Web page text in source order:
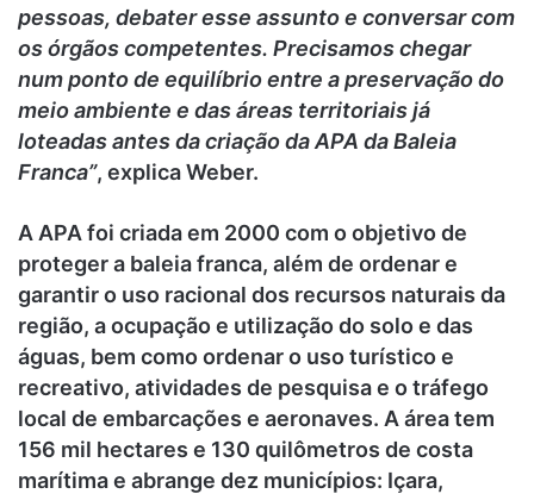
pessoas, debater esse assunto e conversar com
os órgãos competentes. Precisamos chegar
num ponto de equilíbrio entre a preservação do
meio ambiente e das áreas territoriais já
loteadas antes da criação da APA da Baleia
Franca”, explica Weber.
A APA foi criada em 2000 com o objetivo de
proteger a baleia franca, além de ordenar e
garantir o uso racional dos recursos naturais da
região, a ocupação e utilização do solo e das
águas, bem como ordenar o uso turístico e
recreativo, atividades de pesquisa e o tráfego
local de embarcações e aeronaves. A área tem
156 mil hectares e 130 quilômetros de costa
marítima e abrange dez municípios: Içara,